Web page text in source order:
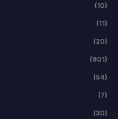
(10)
(11)
(20)
(901)
(54)
(7)
(30)